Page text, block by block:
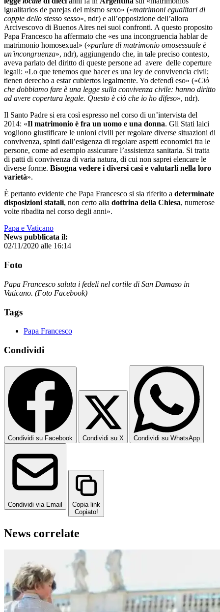
igualitarios de parejas del mismo sexo» («matrimoni egualitari di
coppie dello stesso sesso», ndr) e all’opposizione dell’allora
Arcivescovo di Buenos Aires nei suoi confronti. A questo proposito
Papa Francesco ha affermato che «es una incongruencia hablar de
matrimonio homosexual» («parlare di matrimonio omosessuale è
un'incongruenza», ndr), aggiungendo che, in tale preciso contesto,
aveva parlato del diritto di queste persone ad avere delle coperture
legali: «Lo que tenemos que hacer es una ley de convivencia civil;
tienen derecho a estar cubiertos legalmente. Yo defendì eso» («Ciò
che dobbiamo fare è una legge sulla convivenza civile: hanno diritto
ad avere copertura legale. Questo è ciò che io ho difeso», ndr).
Il Santo Padre si era così espresso nel corso di un’intervista del
2014: «Il matrimonio è fra un uomo e una donna. Gli Stati laici
vogliono giustificare le unioni civili per regolare diverse situazioni di
convivenza, spinti dall’esigenza di regolare aspetti economici fra le
persone, come ad esempio assicurare l’assistenza sanitaria. Si tratta
di patti di convivenza di varia natura, di cui non saprei elencare le
diverse forme. Bisogna vedere i diversi casi e valutarli nella loro
varietà».
È pertanto evidente che Papa Francesco si sia riferito a determinate
disposizioni statali, non certo alla dottrina della Chiesa, numerose
volte ribadita nel corso degli anni».
Papa e Vaticano
News pubblicata il:
02/11/2020 alle 16:14
Foto
Papa Francesco saluta i fedeli nel cortile di San Damaso in
Vaticano. (Foto Facebook)
Tags
Papa Francesco
Condividi
Condividi su Facebook Condividi su X Condividi su WhatsApp
Condividi via Email
Copia link
Copiato!
News correlate